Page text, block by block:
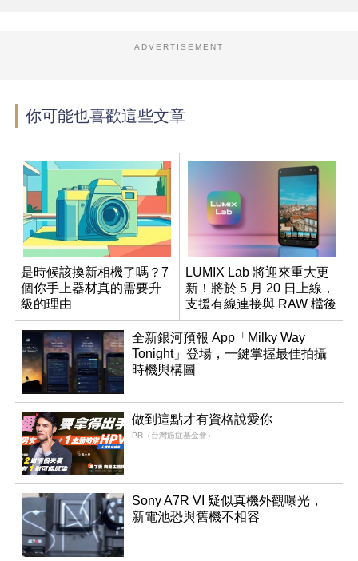
ADVERTISEMENT
你可能也喜歡這些文章
是時候該換新相機了嗎？7
個你手上器材真的需要升
級的理由
LUMIX Lab 將迎來重大更
新！將於 5 月 20 日上線，
支援有線連接與 RAW 檔後
製
全新銀河預報 App「Milky Way
Tonight」登場，一鍵掌握最佳拍攝
時機與構圖
做到這點才有資格說愛你
PR（台灣癌症基金會）
Sony A7R VI 疑似真機外觀曝光，
新電池恐與舊機不相容